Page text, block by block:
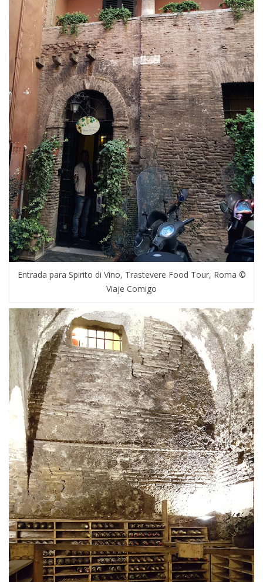
Entrada para Spirito di Vino, Trastevere Food Tour, Roma ©
Viaje Comigo